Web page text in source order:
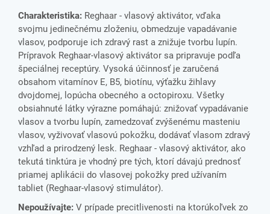
Charakteristika: Reghaar - vlasový aktivátor, vďaka
svojmu jedinečnému zloženiu, obmedzuje vapadávanie
vlasov, podporuje ich zdravý rast a znižuje tvorbu lupín.
Prípravok Reghaar-vlasový aktivátor sa pripravuje podľa
špeciálnej receptúry. Vysoká účinnosť je zaručená
obsahom vitamínov E, B5, biotínu, výťažku žihlavy
dvojdomej, lopúcha obecného a octopiroxu. Všetky
obsiahnuté látky výrazne pomáhajú: znižovať vypadávanie
vlasov a tvorbu lupín, zamedzovať zvýšenému masteniu
vlasov, vyživovať vlasovú pokožku, dodávať vlasom zdravý
vzhľad a prirodzený lesk. Reghaar - vlasový aktivátor, ako
tekutá tinktúra je vhodný pre tých, ktorí dávajú prednosť
priamej aplikácii do vlasovej pokožky pred užívaním
tabliet (Reghaar-vlasový stimulátor).
Nepoužívajte: V prípade precitlivenosti na ktorúkoľvek zo